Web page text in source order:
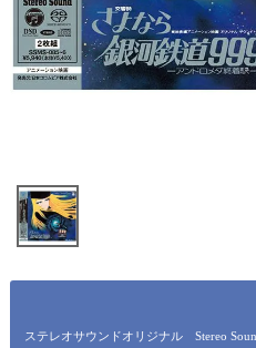
ステレオサウンドオリジナル Stereo